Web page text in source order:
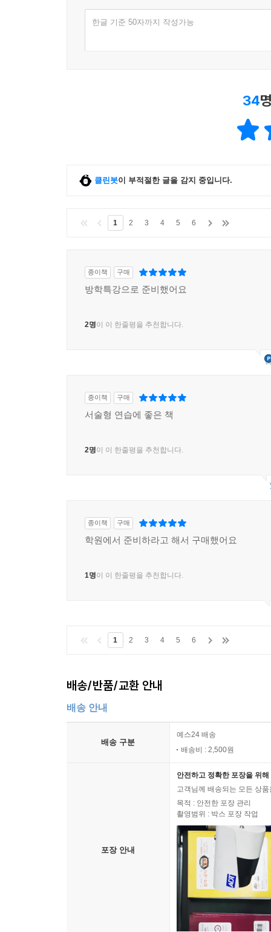
한글 기준 50자까지 작성가능
34
클린봇이 부적절한 글을 감지 중입니다.
1 2 3 4 5 6
종이책 구매
방학특강으로 준비했어요
2명이 이 한줄평을 추천합니다.
종이책 구매
서술형 연습에 좋은 책
2명이 이 한줄평을 추천합니다.
종이책 구매
학원에서 준비하라고 해서 구매했어요
1명이 이 한줄평을 추천합니다.
1 2 3 4 5 6
배송/반품/교환 안내
배송 안내
배송 구분
예스24 배송
배송비 : 2,500원
포장 안내
안전하고 정확한 포장을 위
고객님께 배송되는 모든 상
목적 : 안전한 포장 관리
촬영범위 : 박스 포장 작업